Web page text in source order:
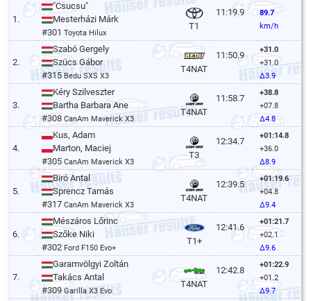
1.
"Csucsu"
Mesterházi Márk
#301Toyota Hilux
T1
11:19.9
89.7
km/h
2.
Szabó Gergely
Szücs Gábor
#315 Bedu SXS X3
T4NAT
11:50.9
+31.0
+31.0
Δ3.9
3.
Kéry Szilveszter
Bartha Barbara Ane
#308CanAm Maverick X3
T4NAT
11:58.7
+38.8
+07.8
Δ4.8
4.
Kus, Adam
Marton, Maciej
#305CanAm Maverick X3
T3
12:34.7
+01:14.8
+36.0
Δ8.9
5.
Biró Antal
Sprencz Tamás
#317CanAm Maverick X3
T4NAT
12:39.5
+01:19.6
+04.8
Δ9.4
6.
Mészáros Lőrinc
Szőke Niki
#302 Ford F150 Evo+
T1+
12:41.6
+01:21.7
+02.1
Δ9.6
7.
Garamvölgyi Zoltán
Takács Antal
#309Garilla X3 Evo
T4NAT
12:42.8
+01:22.9
+01.2
Δ9.7